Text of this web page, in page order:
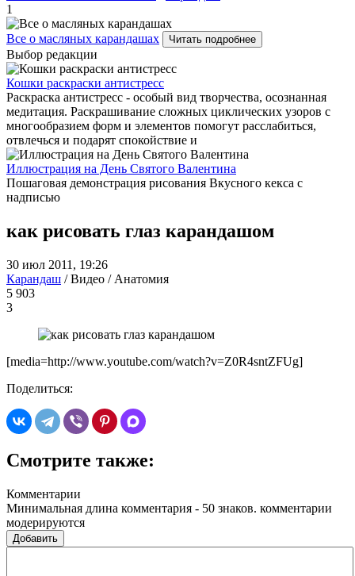
1
Все о масляных карандашах Читать подробнее
Выбор редакции
Кошки раскраски антистресс
Раскраска антистресс - особый вид творчества, осознанная
медитация. Раскрашивание сложных циклических узоров с
многообразием форм и элементов помогут расслабиться,
отвлечься и подарят спокойствие и
Иллюстрация на День Святого Валентина
Пошаговая демонстрация рисования Вкусного кекса с
надписью
как рисовать глаз карандашом
30 июл 2011, 19:26
Карандаш / Видео / Анатомия
5 903
3
[media=http://www.youtube.com/watch?v=Z0R4sntZFUg]
Поделиться:
Смотрите также:
Комментарии
Минимальная длина комментария - 50 знаков. комментарии
модерируются
Добавить